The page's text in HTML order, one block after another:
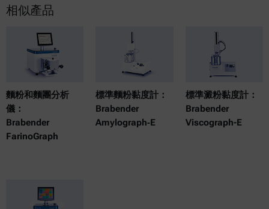
相似產品
麵粉和麵團分析
儀：
Brabender
FarinoGraph
標準麵粉黏度計：
Brabender
Amylograph‑E
標準澱粉黏度計：
Brabender
Viscograph-E